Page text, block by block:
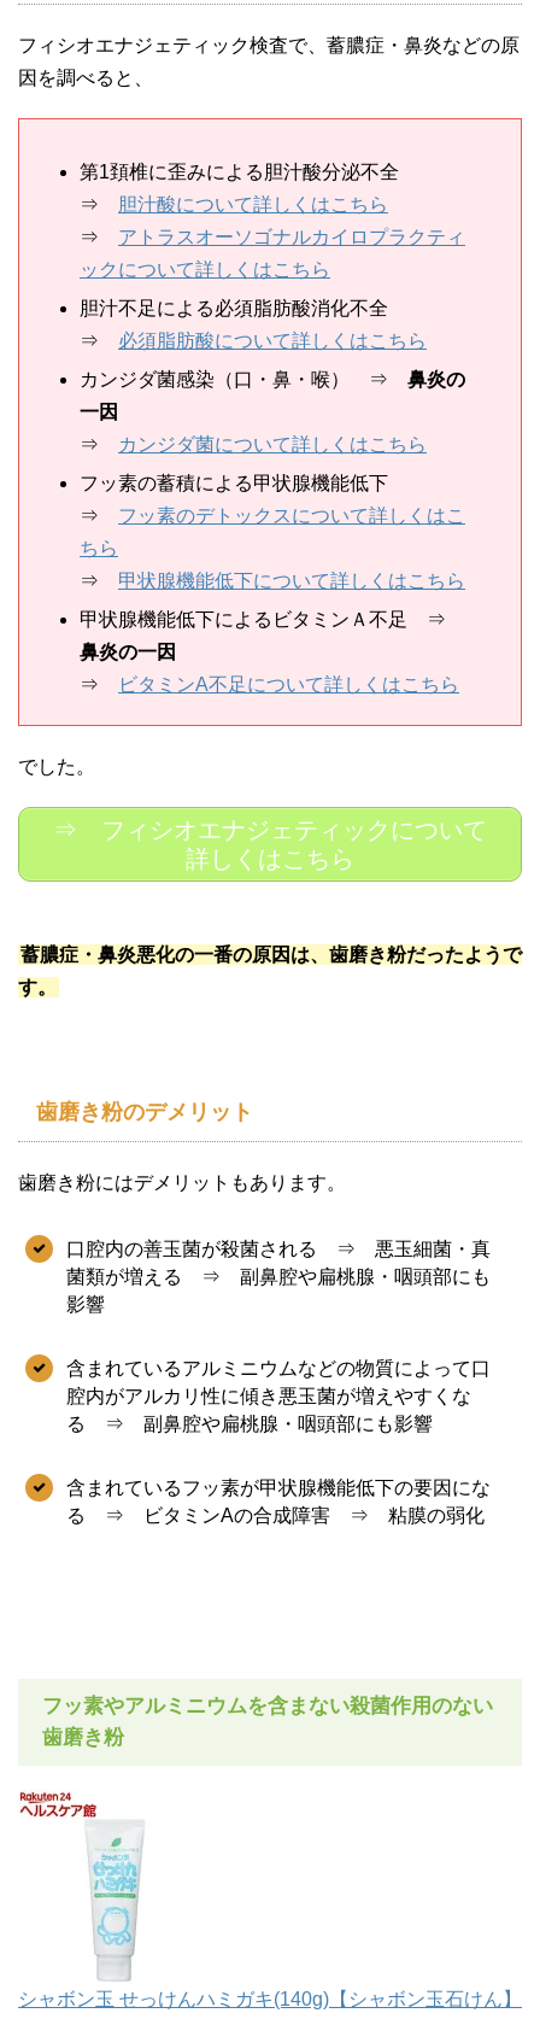
フィシオエナジェティック検査で、蓄膿症・鼻炎などの原
因を調べると、
第1頚椎に歪みによる胆汁酸分泌不全
⇒
胆汁酸について詳しくはこちら
⇒ アトラスオーソゴナルカイロプラクティ
ックについて詳しくはこちら
胆汁不足による必須脂肪酸消化不全
⇒ 必須脂肪酸について詳しくはこちら
カンジダ菌感染（口・鼻・喉） ⇒ 鼻炎の
一因
⇒
カンジダ菌について詳しくはこちら
フッ素の蓄積による甲状腺機能低下
⇒ フッ素のデトックスについて詳しくはこ
ちら
⇒ 甲状腺機能低下について詳しくはこちら
甲状腺機能低下によるビタミンＡ不足 ⇒
鼻炎の一因
⇒
ビタミンA不足について詳しくはこちら
でした。
⇒ フィシオエナジェティックについて
詳しくはこちら
蓄膿症・鼻炎悪化の一番の原因は、歯磨き粉だったようで
す。
歯磨き粉のデメリット
歯磨き粉にはデメリットもあります。
口腔内の善玉菌が殺菌される ⇒ 悪玉細菌・真
菌類が増える ⇒ 副鼻腔や扁桃腺・咽頭部にも
影響
含まれているアルミニウムなどの物質によって口
腔内がアルカリ性に傾き悪玉菌が増えやすくな
る ⇒ 副鼻腔や扁桃腺・咽頭部にも影響
含まれているフッ素が甲状腺機能低下の要因にな
る ⇒ ビタミンAの合成障害 ⇒ 粘膜の弱化
フッ素やアルミニウムを含まない殺菌作用のない
歯磨き粉
シャボン玉 せっけんハミガキ(140g)【シャボン玉石けん】